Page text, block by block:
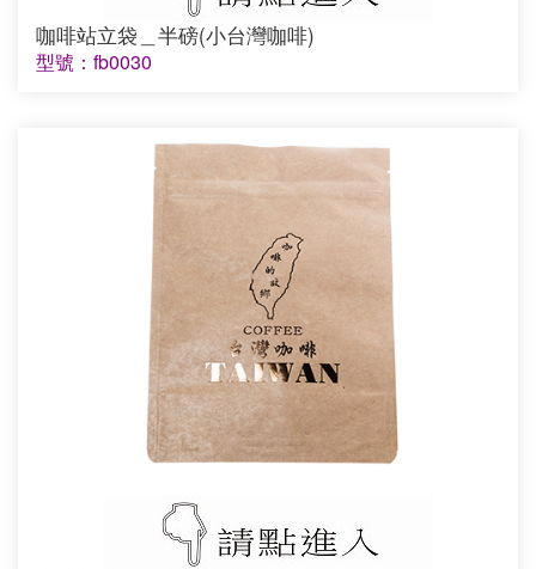
咖啡站立袋＿半磅(小台灣咖啡)
型號：fb0030